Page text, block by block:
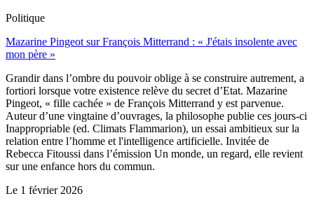
Politique
Mazarine Pingeot sur François Mitterrand : « J'étais insolente avec
mon père »
Grandir dans l’ombre du pouvoir oblige à se construire autrement, a
fortiori lorsque votre existence relève du secret d’Etat. Mazarine
Pingeot, « fille cachée » de François Mitterrand y est parvenue.
Auteur d’une vingtaine d’ouvrages, la philosophe publie ces jours-ci
Inappropriable (ed. Climats Flammarion), un essai ambitieux sur la
relation entre l’homme et l'intelligence artificielle. Invitée de
Rebecca Fitoussi dans l’émission Un monde, un regard, elle revient
sur une enfance hors du commun.
Le 1 février 2026